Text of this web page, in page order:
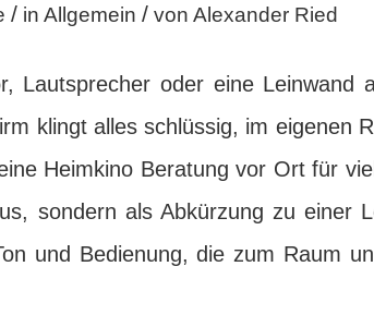
/ in Allgemein / von Alexander Ried
Lautsprecher oder eine Leinwand
klingt alles schlüssig, im eigenen
Heimkino Beratung vor Ort für
sondern als Abkürzung zu einer
und Bedienung, die zum Raum